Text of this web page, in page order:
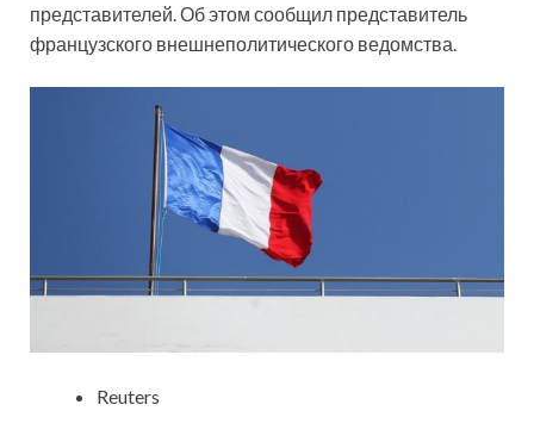
представителей. Об этом сообщил представитель
французского внешнеполитического ведомства.
Reuters